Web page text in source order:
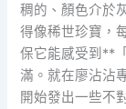
稠的、顏色介於
得像稀世珍寶，
保它能感受到**
滿。就在廖沾沾
開始發出一些不